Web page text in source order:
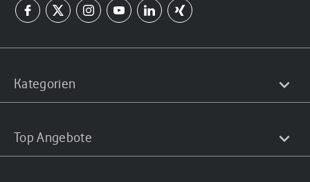
Kategorien
Top Angebote